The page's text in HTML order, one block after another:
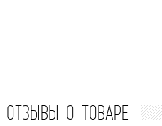
ОТЗЫВЫ О ТОВАРЕ